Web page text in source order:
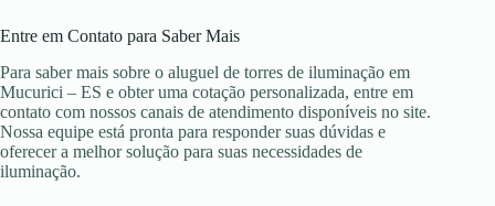
Entre em Contato para Saber Mais
Para saber mais sobre o aluguel de torres de iluminação em
Mucurici – ES e obter uma cotação personalizada, entre em
contato com nossos canais de atendimento disponíveis no site.
Nossa equipe está pronta para responder suas dúvidas e
oferecer a melhor solução para suas necessidades de
iluminação.